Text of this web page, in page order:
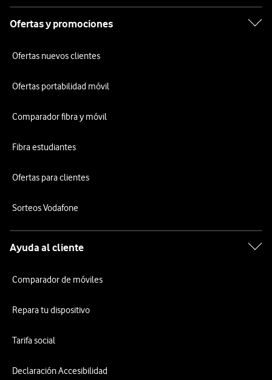
Ofertas y promociones
Ofertas nuevos clientes
Ofertas portabilidad móvil
Comparador fibra y móvil
Fibra estudiantes
Ofertas para clientes
Sorteos Vodafone
Ayuda al cliente
Comparador de móviles
Repara tu dispositivo
Tarifa social
Declaración Accesibilidad